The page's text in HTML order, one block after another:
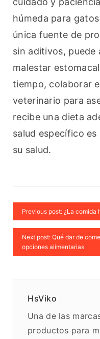
húmeda para
única fuente de
sin aditivos, puede
malestar
tiempo, colaborar
veterinario para
recibe una dieta
salud específico
su salud.
Previous post: ¿La comida
Next post: Qué dar de
opciones alimentarias
HsViko
Una de las
productos para